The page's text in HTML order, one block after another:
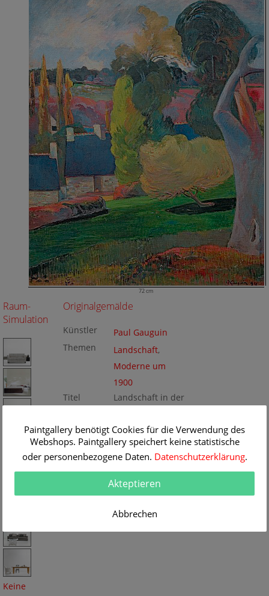
72 cm
Raum-
Simulation
Keine
Originalgemälde
Künstler
Paul Gauguin
Themen
Landschaft,
Moderne um
1900
Titel
Landschaft in der
Bretagne
ße
Technik
Öl/Leinwand
Gemälde
Nr
Paintgallery benötigt Cookies für die Verwendung des
Webshops. Paintgallery speichert keine statistische
oder personenbezogene Daten. Datenschutzerklärung.
Akteptieren
Abbrechen